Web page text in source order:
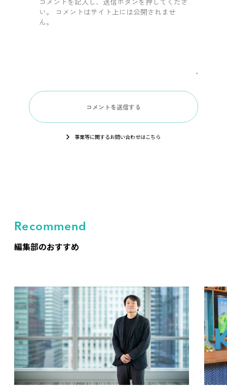
事業等に関するお問い合わせはこちら
Recommend
編集部のおすすめ